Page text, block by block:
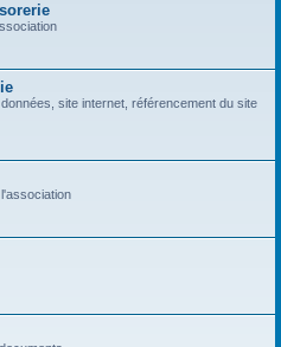
site internet, référencement du site